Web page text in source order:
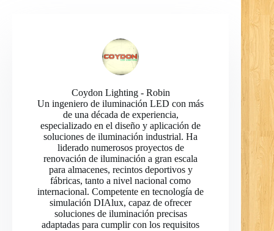
Coydon Lighting - Robin
Un ingeniero de iluminación LED con más
de una década de experiencia,
especializado en el diseño y aplicación de
soluciones de iluminación industrial. Ha
liderado numerosos proyectos de
renovación de iluminación a gran escala
para almacenes, recintos deportivos y
fábricas, tanto a nivel nacional como
internacional. Competente en tecnología de
simulación DIAlux, capaz de ofrecer
soluciones de iluminación precisas
adaptadas para cumplir con los requisitos